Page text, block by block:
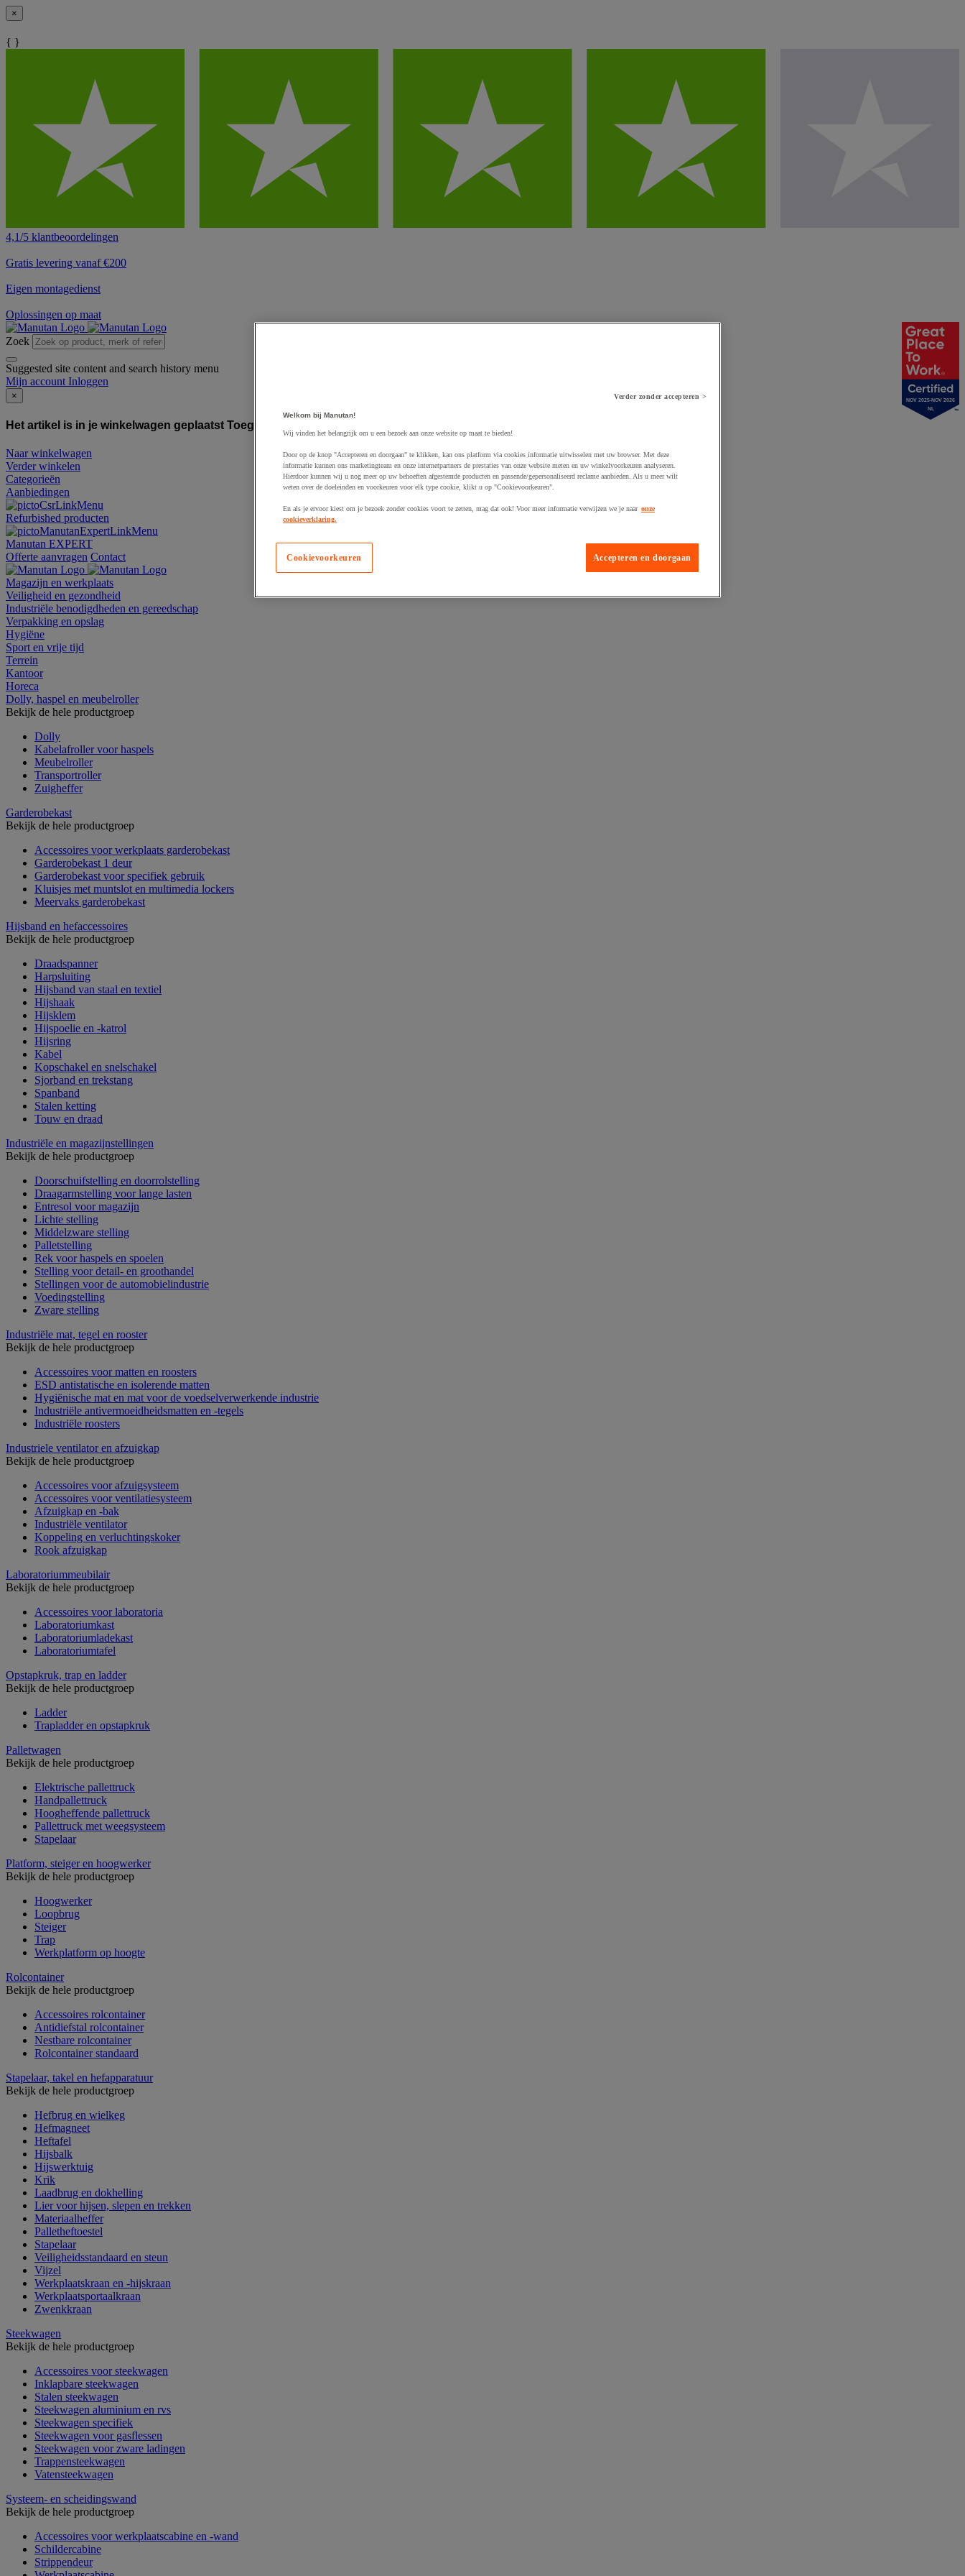
×
{ }
4,1/5 klantbeoordelingen
Gratis levering vanaf €200
Eigen montagedienst
Oplossingen op maat
Zoek
Suggested site content and search history menu
Mijn account Inloggen
×
Het artikel is in je winkelwagen geplaatst Toegevoegd aan winkelwagen
Naar winkelwagen
Verder winkelen
Categorieën
Aanbiedingen
Refurbished producten
Manutan EXPERT
Offerte aanvragen Contact
Magazijn en werkplaats
Veiligheid en gezondheid
Industriële benodigdheden en gereedschap
Verpakking en opslag
Hygiëne
Sport en vrije tijd
Terrein
Kantoor
Horeca
Dolly, haspel en meubelroller
Bekijk de hele productgroep
Dolly
Kabelafroller voor haspels
Meubelroller
Transportroller
Zuigheffer
Garderobekast
Bekijk de hele productgroep
Accessoires voor werkplaats garderobekast
Garderobekast 1 deur
Garderobekast voor specifiek gebruik
Kluisjes met muntslot en multimedia lockers
Meervaks garderobekast
Hijsband en hefaccessoires
Bekijk de hele productgroep
Draadspanner
Harpsluiting
Hijsband van staal en textiel
Hijshaak
Hijsklem
Hijspoelie en -katrol
Hijsring
Kabel
Kopschakel en snelschakel
Sjorband en trekstang
Spanband
Stalen ketting
Touw en draad
Industriële en magazijnstellingen
Bekijk de hele productgroep
Doorschuifstelling en doorrolstelling
Draagarmstelling voor lange lasten
Entresol voor magazijn
Lichte stelling
Middelzware stelling
Palletstelling
Rek voor haspels en spoelen
Stelling voor detail- en groothandel
Stellingen voor de automobielindustrie
Voedingstelling
Zware stelling
Industriële mat, tegel en rooster
Bekijk de hele productgroep
Accessoires voor matten en roosters
ESD antistatische en isolerende matten
Hygiënische mat en mat voor de voedselverwerkende industrie
Industriële antivermoeidheidsmatten en -tegels
Industriële roosters
Industriele ventilator en afzuigkap
Bekijk de hele productgroep
Accessoires voor afzuigsysteem
Accessoires voor ventilatiesysteem
Afzuigkap en -bak
Industriële ventilator
Koppeling en verluchtingskoker
Rook afzuigkap
Laboratoriummeubilair
Bekijk de hele productgroep
Accessoires voor laboratoria
Laboratoriumkast
Laboratoriumladekast
Laboratoriumtafel
Opstapkruk, trap en ladder
Bekijk de hele productgroep
Ladder
Trapladder en opstapkruk
Palletwagen
Bekijk de hele productgroep
Elektrische pallettruck
Handpallettruck
Hoogheffende pallettruck
Pallettruck met weegsysteem
Stapelaar
Platform, steiger en hoogwerker
Bekijk de hele productgroep
Hoogwerker
Loopbrug
Steiger
Trap
Werkplatform op hoogte
Rolcontainer
Bekijk de hele productgroep
Accessoires rolcontainer
Antidiefstal rolcontainer
Nestbare rolcontainer
Rolcontainer standaard
Stapelaar, takel en hefapparatuur
Bekijk de hele productgroep
Hefbrug en wielkeg
Hefmagneet
Heftafel
Hijsbalk
Hijswerktuig
Krik
Laadbrug en dokhelling
Lier voor hijsen, slepen en trekken
Materiaalheffer
Palletheftoestel
Stapelaar
Veiligheidsstandaard en steun
Vijzel
Werkplaatskraan en -hijskraan
Werkplaatsportaalkraan
Zwenkkraan
Steekwagen
Bekijk de hele productgroep
Accessoires voor steekwagen
Inklapbare steekwagen
Stalen steekwagen
Steekwagen aluminium en rvs
Steekwagen specifiek
Steekwagen voor gasflessen
Steekwagen voor zware ladingen
Trappensteekwagen
Vatensteekwagen
Systeem- en scheidingswand
Bekijk de hele productgroep
Accessoires voor werkplaatscabine en -wand
Schildercabine
Strippendeur
NOV 2025-NOV 2026
NL
Verder zonder accepteren >
Welkom bij Manutan!
Wij vinden het belangrijk om u een bezoek aan onze website op maat te bieden!
Door op de knop "Accepteren en doorgaan" te klikken, kan ons platform via cookies informatie uitwisselen met uw browser. Met deze
informatie kunnen ons marketingteam en onze internetpartners de prestaties van onze website meten en uw winkelvoorkeuren analyseren.
Hierdoor kunnen wij u nog meer op uw behoeften afgestemde producten en passende/gepersonaliseerd reclame aanbieden. Als u meer wilt
weten over de doeleinden en voorkeuren voor elk type cookie, klikt u op "Cookievoorkeuren".
En als je ervoor kiest om je bezoek zonder cookies voort te zetten, mag dat ook! Voor meer informatie verwijzen we je naar onze
cookieverklaring.
Accepteren en doorgaan
Cookievoorkeuren